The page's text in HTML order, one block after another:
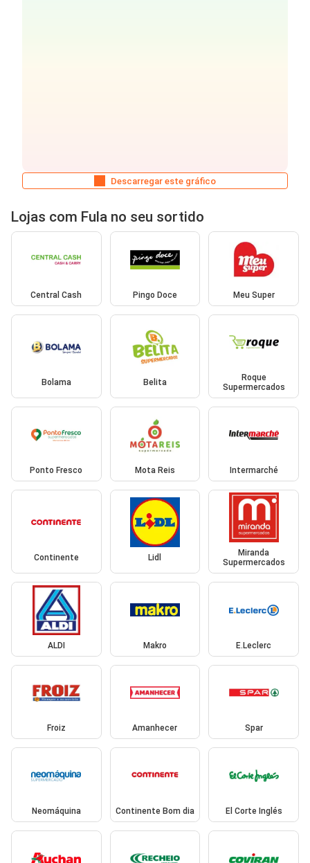
Descarregar este gráfico
Lojas com Fula no seu sortido
Central Cash Pingo Doce Meu Super
Bolama Belita
Roque
Supermercados
Ponto Fresco Mota Reis Intermarché
Continente Lidl
Miranda
Supermercados
ALDI Makro E.Leclerc
Froiz Amanhecer Spar
Neomáquina Continente Bom dia El Corte Inglés